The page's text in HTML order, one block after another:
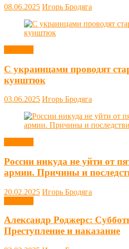
08.06.2025 Игорь Бродяга
С украинцами проводят
кунштюк
03.06.2025 Игорь Бродяга
России никуда не уйти от
армии. Причины и
20.02.2025 Игорь Бродяга
Александр Роджерс:
Преступление и наказание